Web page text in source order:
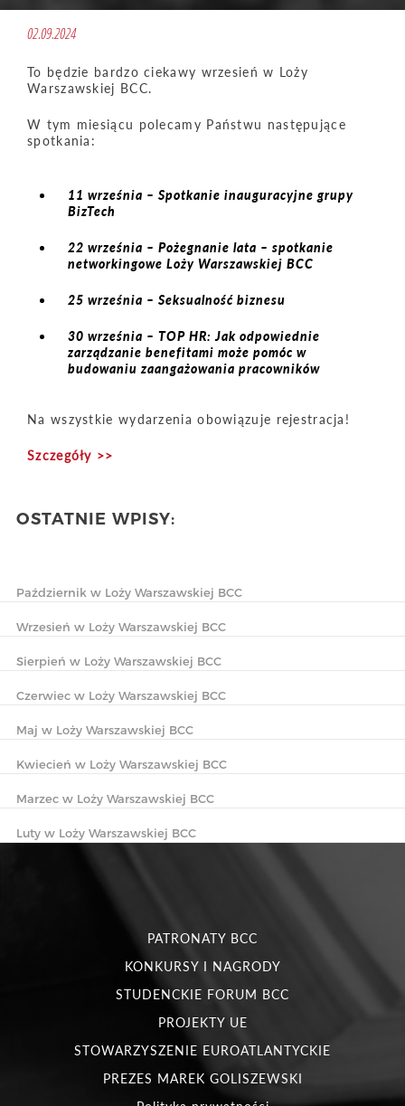
OSTATNIE WPISY:
Październik w Loży Warszawskiej BCC
Wrzesień w Loży Warszawskiej BCC
Sierpień w Loży Warszawskiej BCC
Czerwiec w Loży Warszawskiej BCC
Maj w Loży Warszawskiej BCC
Kwiecień w Loży Warszawskiej BCC
Marzec w Loży Warszawskiej BCC
Luty w Loży Warszawskiej BCC
02.09.2024
To będzie bardzo ciekawy wrzesień w Loży
Warszawskiej BCC.
W tym miesiącu polecamy Państwu następujące
spotkania:
11 września – Spotkanie inauguracyjne grupy
BizTech
22 września – Pożegnanie lata – spotkanie
networkingowe Loży Warszawskiej BCC
25 września – Seksualność biznesu
30 września – TOP HR: Jak odpowiednie
zarządzanie benefitami może pomóc w
budowaniu zaangażowania pracowników
Na wszystkie wydarzenia obowiązuje rejestracja!
Szczegóły >>
PATRONATY BCC
KONKURSY I NAGRODY
STUDENCKIE FORUM BCC
PROJEKTY UE
STOWARZYSZENIE EUROATLANTYCKIE
PREZES MAREK GOLISZEWSKI